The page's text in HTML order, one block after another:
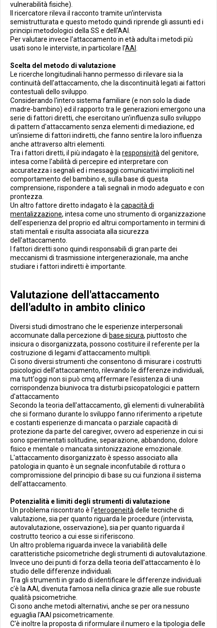
vulnerabilità fisiche).
Il ricercatore rileva il racconto tramite un'intervista
semistrutturata e questo metodo quindi riprende gli assunti ed i
principi metodologici della SS e dell'AAI.
Per valutare invece l'attaccamento in età adulta i metodi più
usati sono le interviste, in particolare l'AAI
Scelta del metodo di valutazione
Le ricerche longitudinali hanno permesso di rilevare sia la
continuità dell'attaccamento, che la discontinuità legati ai fattori
contestuali dello sviluppo.
Considerando l'intero sistema familiare (e non solo la diade
madre-bambino) ed il rapporto tra le generazioni emergono una
serie di fattori diretti, che esercitano un'influenza sullo sviluppo
di pattern d'attaccamento senza elementi di mediazione, ed
un'insieme di fattori indiretti, che fanno sentire la loro influenza
anche attraverso altri elementi.
Tra i fattori diretti, il più indagato è la responsività del genitore,
intesa come l'abilità di percepire ed interpretare con
accuratezza i segnali ed i messaggi comunicativi impliciti nel
comportamento del bambino e, sulla base di questa
comprensione, rispondere a tali segnali in modo adeguato e con
prontezza.
Un altro fattore diretto indagato è la capacità di
mentalizzazione, intesa come uno strumento di organizzazione
dell'esperienza del proprio ed altrui comportamento in termini di
stati mentali e risulta associata alla sicurezza
dell'attaccamento.
I fattori diretti sono quindi responsabili di gran parte dei
meccanismi di trasmissione intergenerazionale, ma anche
studiare i fattori indiretti è importante.
Valutazione dell'attaccamento
dell'adulto in ambito clinico
Diversi studi dimostrano che le esperienze interpersonali
accomunate dalla percezione di base sicura, piuttosto che
insicura o disorganizzata, possono costituire il referente per la
costruzione di legami d'attaccamento multipli.
Ci sono diversi strumenti che consentono di misurare i costrutti
psicologici dell'attaccamento, rilevando le differenze individuali,
ma tutt'oggi non si può cmq affermare l'esistenza di una
corrispondenza biunivoca tra disturbi psicopatologici e pattern
d'attaccamento
Secondo la teoria dell'attaccamento, gli elementi di vulnerabilità
che si formano durante lo sviluppo fanno riferimento a ripetute
e costanti esperienze di mancata o parziale capacità di
protezione da parte del caregiver, ovvero ad esperienze in cui si
sono sperimentati solitudine, separazione, abbandono, dolore
fisico e mentale o mancata sintonizzazione emozionale.
L'attaccamento disorganizzato è spesso associato alla
patologia in quanto è un segnale inconfutabile di rottura o
compromissione del principio di base su cui funziona il sistema
dell'attaccamento.
Potenzialità e limiti degli strumenti di valutazione
Un problema riscontrato è l'eterogeneità delle tecniche di
valutazione, sia per quanto riguarda le procedure (intervista,
autovalutazione, osservazione), sia per quanto riguarda il
costrutto teorico a cui esse si riferiscono.
Un altro problema riguarda invece la variabilità delle
caratteristiche psicometriche degli strumenti di autovalutazione.
Invece uno dei punti di forza della teoria dell'attaccamento è lo
studio delle differenze individuali.
Tra gli strumenti in grado di identificare le differenze individuali
c'è la AAI, divenuta famosa nella clinica grazie alle sue robuste
qualità psicometriche.
Ci sono anche metodi alternativi, anche se per ora nessuno
eguaglia l'AAI psicometricamente.
C'è inoltre la proposta di riformulare il numero e la tipologia delle